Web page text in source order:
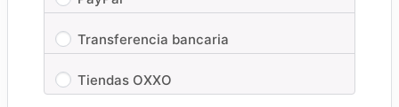
Transferencia bancaria
Tiendas OXXO